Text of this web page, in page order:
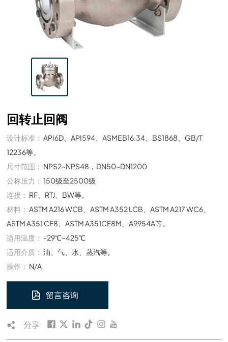
回转止回阀
设计标准： API6D、API594、ASMEB16.34、BS1868、GB/T
12236等。
尺寸范围： NPS2~NPS48，DN50~DN1200
公称压力： 150级至2500级
连接： RF、RTJ、BW等。
材料： ASTM A216 WCB、ASTM A352 LCB、ASTM A217 WC6、
ASTM A351 CF8、ASTM A351CF8M、A9954A等。
适用温度： -29℃~425℃
适用介质： 油、气、水、蒸汽等。
操作： N/A
留言咨询
分享